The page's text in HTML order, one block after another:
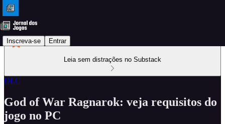
Inscreva-se Entrar
Leia sem distrações no Substack
DLC
God of War Ragnarok: veja requisitos do
jogo no PC